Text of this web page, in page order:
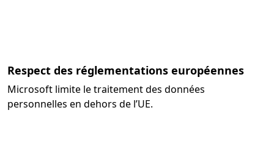
Respect des réglementations européennes
Microsoft limite le traitement des données
personnelles en dehors de l’UE.